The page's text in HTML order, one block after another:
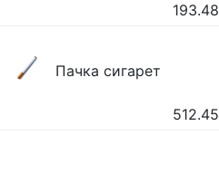
193.48
Пачка сигарет
512.45